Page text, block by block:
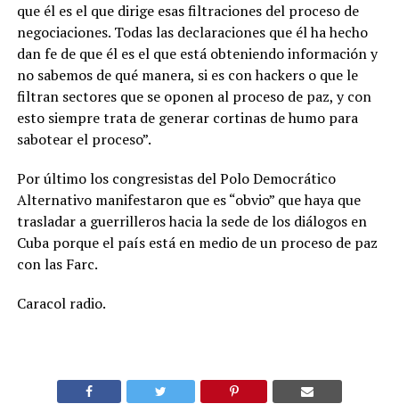
que él es el que dirige esas filtraciones del proceso de
negociaciones. Todas las declaraciones que él ha hecho
dan fe de que él es el que está obteniendo información y
no sabemos de qué manera, si es con hackers o que le
filtran sectores que se oponen al proceso de paz, y con
esto siempre trata de generar cortinas de humo para
sabotear el proceso”.
Por último los congresistas del Polo Democrático
Alternativo manifestaron que es “obvio” que haya que
trasladar a guerrilleros hacia la sede de los diálogos en
Cuba porque el país está en medio de un proceso de paz
con las Farc.
Caracol radio.